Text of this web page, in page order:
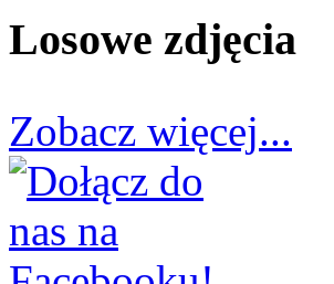
Losowe zdjęcia
Zobacz więcej...